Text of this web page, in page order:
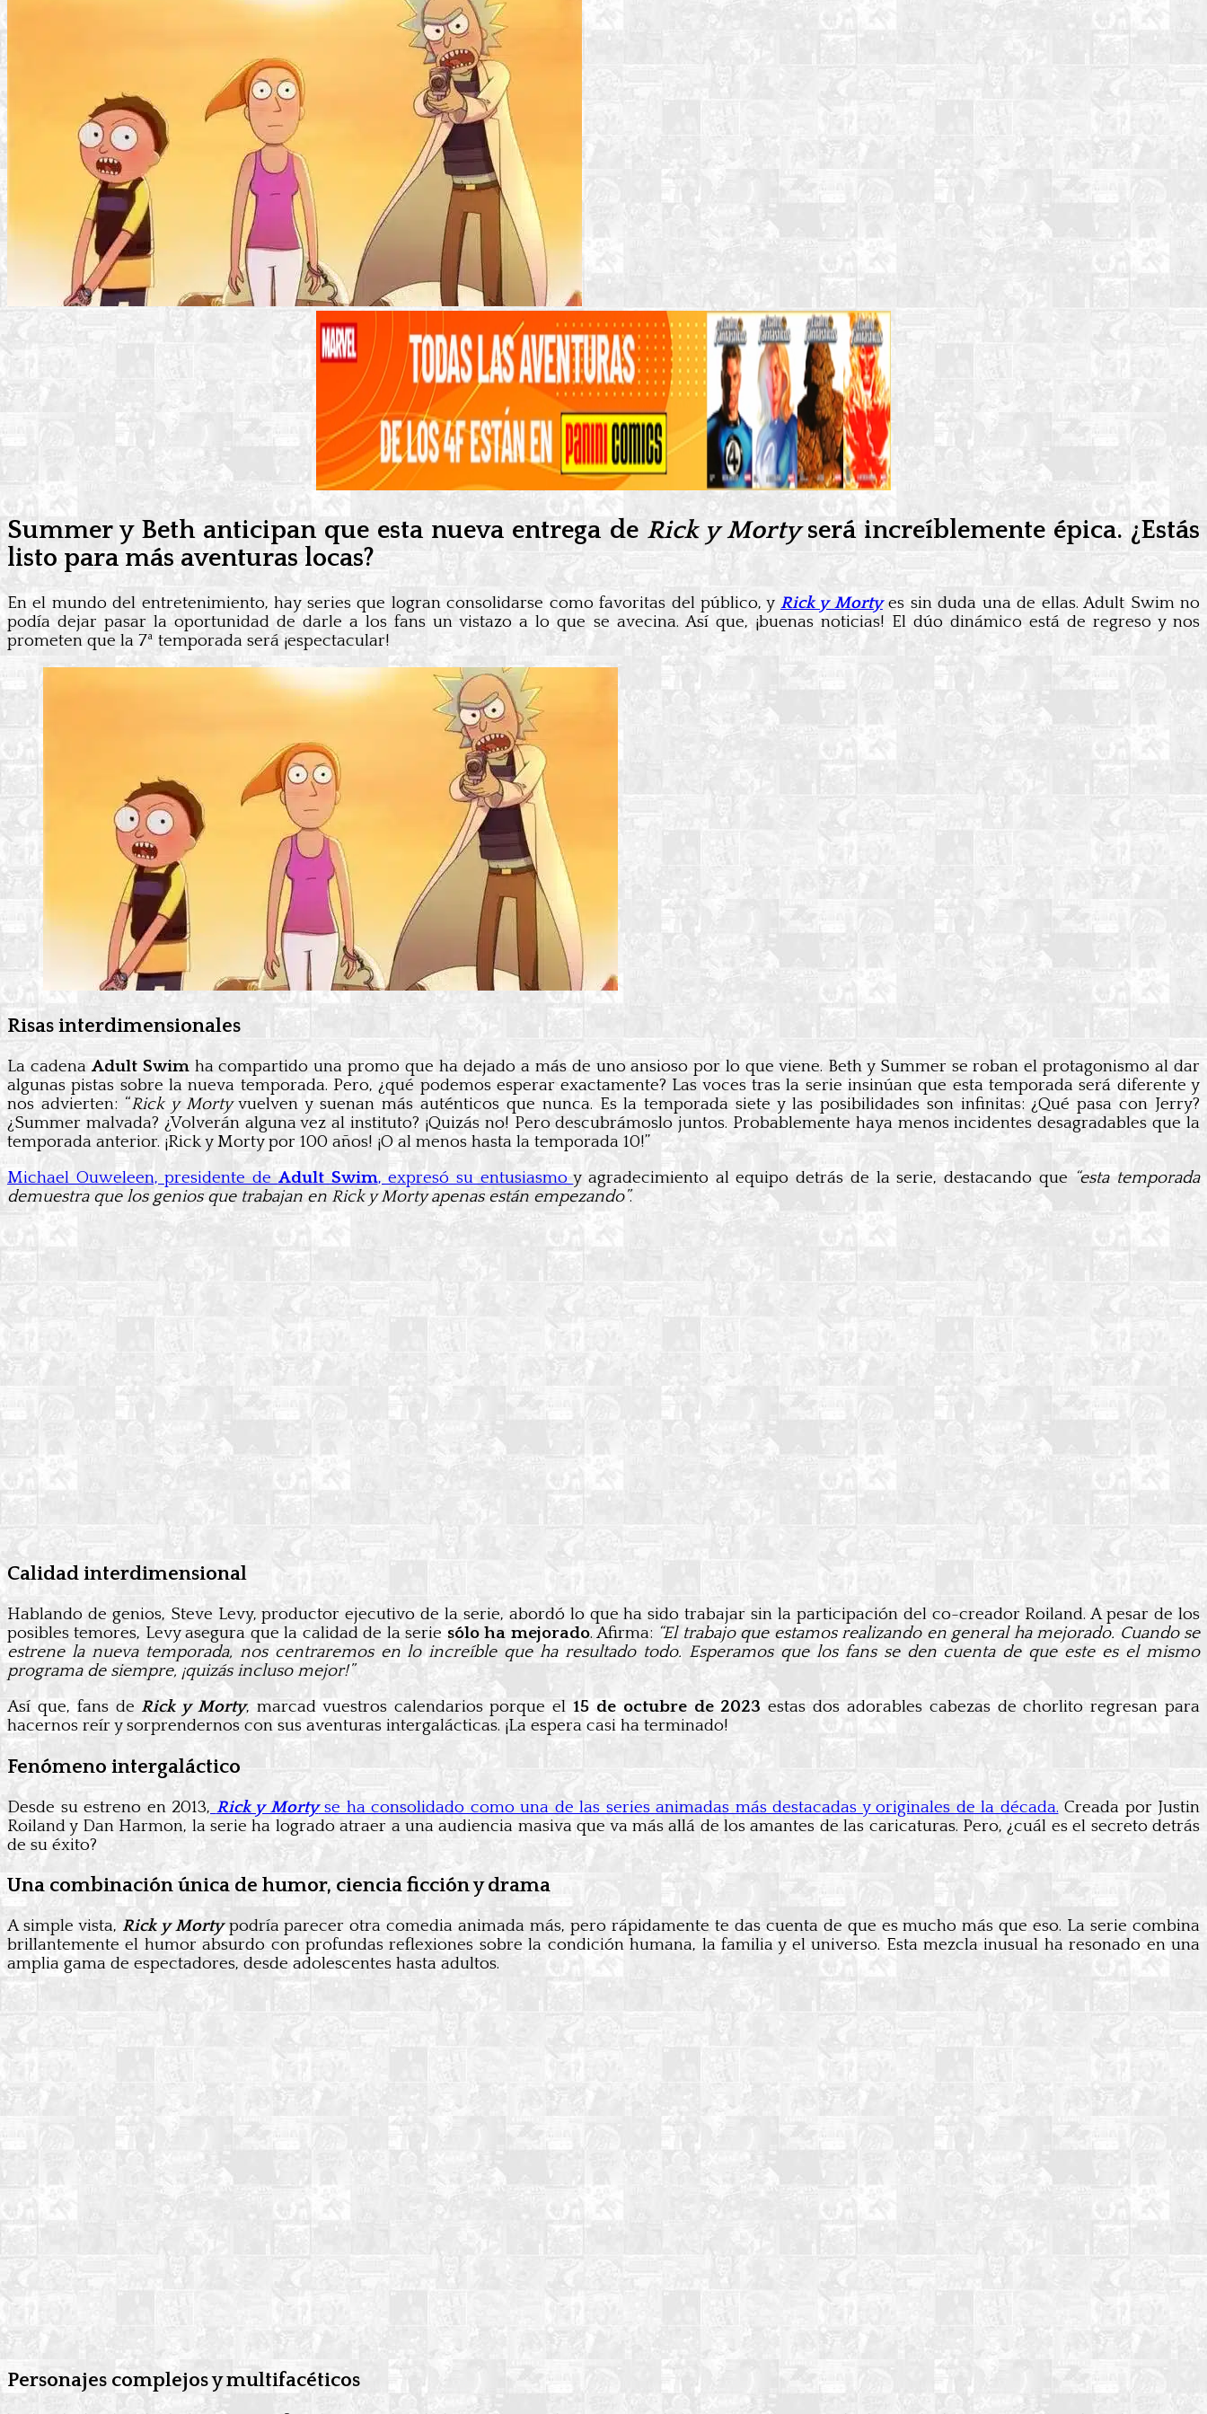
Summer y Beth anticipan que esta nueva entrega de Rick y Mortyserá increíblemente épica. ¿Estás
listo para más aventuras locas?
En el mundo del entretenimiento, hay series que logran consolidarse como favoritas del público, y Rick y Mortyes sin duda una de ellas. Adult Swim no
podía dejar pasar la oportunidad de darle a los fans un vistazo a lo que se avecina. Así que, ¡buenas noticias! El dúo dinámico está de regreso y nos
prometen que la 7ª temporada será ¡espectacular!
Risas interdimensionales
La cadenaAdult Swimha compartido una promo que ha dejado a más de uno ansioso por lo que viene. Beth y Summer se roban el protagonismo al dar
algunas pistas sobre la nueva temporada. Pero, ¿qué podemos esperar exactamente? Las voces tras la serie insinúan que esta temporada será diferente y
nos advierten: “Rick y Mortyvuelven y suenan más auténticos que nunca. Es la temporada siete y las posibilidades son infinitas: ¿Qué pasa con Jerry?
¿Summer malvada? ¿Volverán alguna vez al instituto? ¡Quizás no! Pero descubrámoslo juntos. Probablemente haya menos incidentes desagradables que la
temporada anterior. ¡Rick y Morty por 100 años! ¡O al menos hasta la temporada 10!”
Michael Ouweleen, presidente deAdult Swim, expresó su entusiasmoy agradecimiento al equipo detrás de la serie, destacando que “esta temporada
demuestra que los genios que trabajan en Rick y Morty apenas están empezando”.
Calidad interdimensional
Hablando de genios, Steve Levy, productor ejecutivo de la serie, abordó lo que ha sido trabajar sin la participación del co-creador Roiland. A pesar de los
posibles temores, Levy asegura que la calidad de la serie sólo ha mejorado. Afirma: “El trabajo que estamos realizando en general ha mejorado. Cuando se
estrene la nueva temporada, nos centraremos en lo increíble que ha resultado todo. Esperamos que los fans se den cuenta de que este es el mismo
programa de siempre, ¡quizás incluso mejor!”
Así que, fans deRick y Morty, marcad vuestros calendarios porque el15 de octubre de 2023 estas dos adorables cabezas de chorlito regresan para
hacernos reír y sorprendernos con sus aventuras intergalácticas. ¡La espera casi ha terminado!
Fenómeno intergaláctico
Desde su estreno en 2013, Rick y Mortyse ha consolidado como una de las series animadas más destacadas y originales de la década. Creada por Justin
Roiland y Dan Harmon, la serie ha logrado atraer a una audiencia masiva que va más allá de los amantes de las caricaturas. Pero, ¿cuál es el secreto detrás
de su éxito?
Una combinación única de humor, ciencia ficción y drama
A simple vista, Rick y Mortypodría parecer otra comedia animada más, pero rápidamente te das cuenta de que es mucho más que eso. La serie combina
brillantemente el humor absurdo con profundas reflexiones sobre la condición humana, la familia y el universo. Esta mezcla inusual ha resonado en una
amplia gama de espectadores, desde adolescentes hasta adultos.
Personajes complejos y multifacéticos